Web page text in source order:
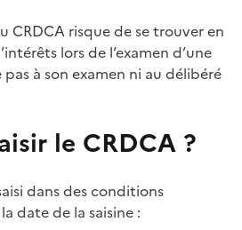
CRDCA risque de se trouver en
lors de l’examen d’une
à son examen ni au délibéré
le CRDCA ?
dans des conditions
date de la saisine :